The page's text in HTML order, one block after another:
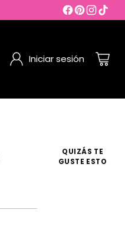
Iniciar sesión
QUIZÁS TE
GUSTE ESTO